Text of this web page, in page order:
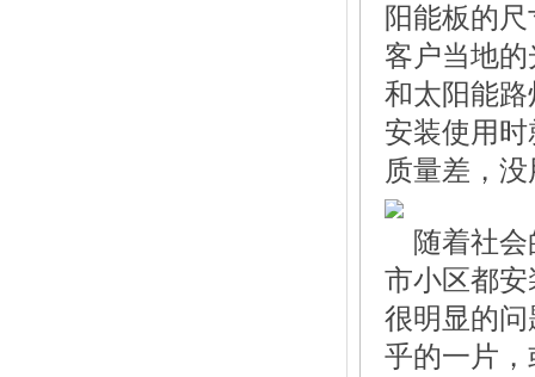
阳能板的
客户当地
和太阳能
安装使用
质量差，
随着社会
市小区都
很明显的
乎的一片